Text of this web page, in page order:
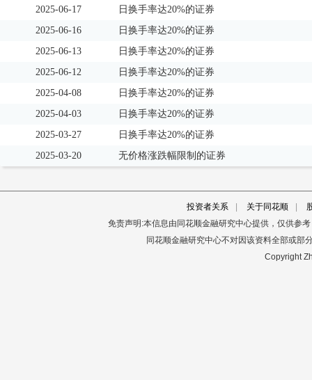
2025-06-17
日换手率达20%的证券
2025-06-16
日换手率达20%的证券
2025-06-13
日换手率达20%的证券
2025-06-12
日换手率达20%的证券
2025-04-08
日换手率达20%的证券
2025-04-03
日换手率达20%的证券
2025-03-27
日换手率达20%的证券
2025-03-20
无价格涨跌幅限制的证券
投资者关系 关于同花顺
免责声明:本信息由同花顺金融研究中心提供，仅供参
同花顺金融研究中心不对因该资料全部或部
Copyright